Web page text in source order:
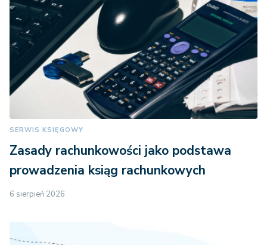
SERWIS KSIĘGOWY
Zasady rachunkowości jako podstawa
prowadzenia ksiąg rachunkowych
6 sierpień 2026